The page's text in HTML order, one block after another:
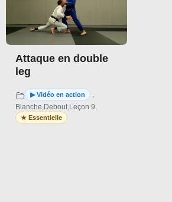
Attaque en double
leg
Blanche Debout Leçon 9